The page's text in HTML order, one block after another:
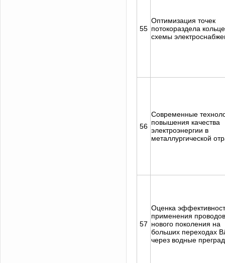
55
Оптимизация точек
потокораздела
схемы
56
Современные
повышения качества
электроэнергии в
металлургической
57
Оценка
применения проводов
нового поколения на
больших переходах
через водные